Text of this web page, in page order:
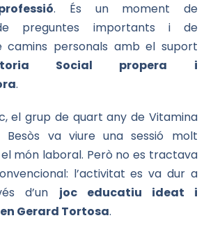
. És un moment de
preguntes importants i de
camins personals amb el suport
Social propera i
.
el grup de quart any de Vitamina
Besòs va viure una sessió molt
món laboral. Però no es tractava
l’activitat es va dur a
d’un joc educatiu ideat i
Gerard Tortosa.